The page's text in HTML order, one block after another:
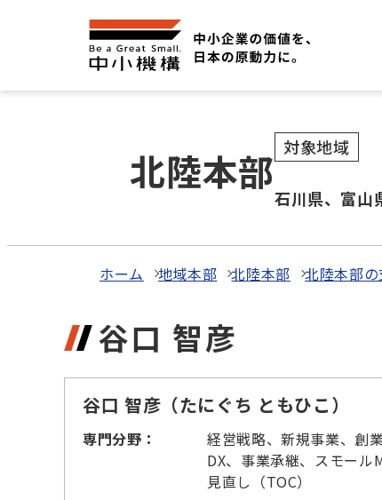
北陸本部 対象地域
石川県、富山
ホーム 地域本部 北陸本部 北陸本部
谷口 智彦
谷口 智彦（たにぐち ともひこ）
専門分野：
経営戦略、新規事業、創
DX、事業承継、スモール
見直し（TOC）